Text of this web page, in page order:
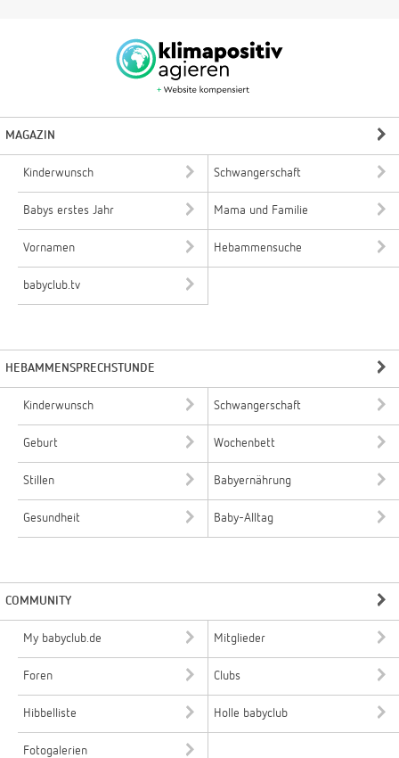
MAGAZIN
Kinderwunsch Schwangerschaft
Babys erstes Jahr Mama und Familie
Vornamen Hebammensuche
babyclub.tv
HEBAMMENSPRECHSTUNDE
Kinderwunsch Schwangerschaft
Geburt Wochenbett
Stillen Babyernährung
Gesundheit Baby-Alltag
COMMUNITY
My babyclub.de Mitglieder
Foren Clubs
Hibbelliste Holle babyclub
Fotogalerien